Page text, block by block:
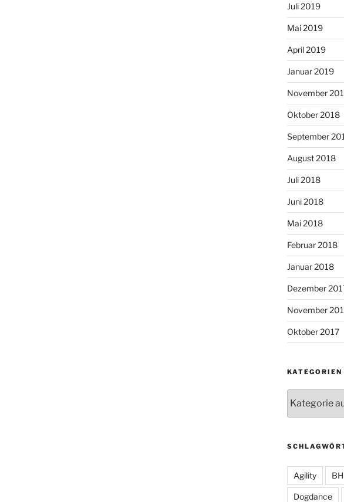
Juli 2019
Mai 2019
April 2019
Januar 2019
November
Oktober 2018
September
August 2018
Juli 2018
Juni 2018
Mai 2018
Februar 2018
Januar 2018
Dezember
November
Oktober 2017
KATEGORIEN
Agility BH
Dogdance